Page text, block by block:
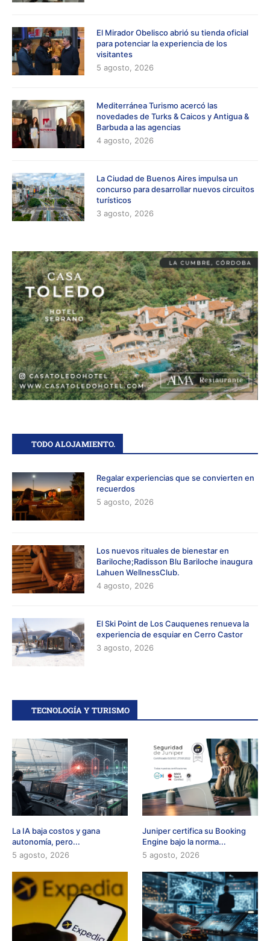
El Mirador Obelisco abrió su tienda oficial
para potenciar la experiencia de los
visitantes
5 agosto, 2026
Mediterránea Turismo acercó las
novedades de Turks & Caicos y Antigua &
Barbuda a las agencias
4 agosto, 2026
La Ciudad de Buenos Aires impulsa un
concurso para desarrollar nuevos circuitos
turísticos
3 agosto, 2026
TODO ALOJAMIENTO.
Regalar experiencias que se convierten en
recuerdos
5 agosto, 2026
Los nuevos rituales de bienestar en
Bariloche;Radisson Blu Bariloche inaugura
Lahuen WellnessClub.
4 agosto, 2026
El Ski Point de Los Cauquenes renueva la
experiencia de esquiar en Cerro Castor
3 agosto, 2026
TECNOLOGÍA Y TURISMO
La IA baja costos y gana
autonomía, pero...
5 agosto, 2026
Juniper certifica su Booking
Engine bajo la norma...
5 agosto, 2026